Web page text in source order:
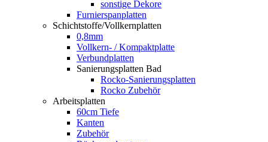
sonstige Dekore
Furnierspanplatten
Schichtstoffe/Vollkernplatten
0,8mm
Vollkern- / Kompaktplatte
Verbundplatten
Sanierungsplatten Bad
Rocko-Sanierungsplatten
Rocko Zubehör
Arbeitsplatten
60cm Tiefe
Kanten
Zubehör